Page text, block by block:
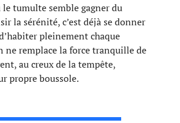
le tumulte semble gagner du
la sérénité, c’est déjà se donner
pleinement chaque
ne remplace la force tranquille de
au creux de la tempête,
propre boussole.